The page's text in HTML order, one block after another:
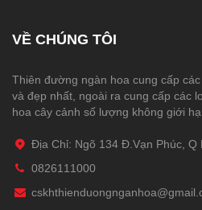
VỀ CHÚNG TÔI
Thiên đường ngàn hoa cung cấp
và đẹp nhất, ngoài ra cung cấp các
hoa cây cảnh số lượng không giới
Địa Chỉ: Ngõ 134 Đ.Vạn Phúc, Q
0826111000